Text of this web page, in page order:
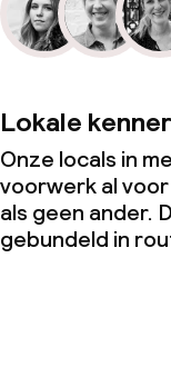
Lokale
Onze locals in
voorwerk al
als geen ander.
gebundeld in